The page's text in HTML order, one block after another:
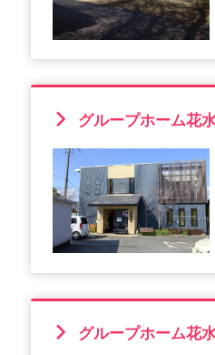
グループホーム花
グループホーム花